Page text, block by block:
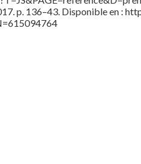
p. 136–43. Disponible en :